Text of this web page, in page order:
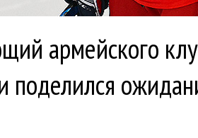
армейского
поделился